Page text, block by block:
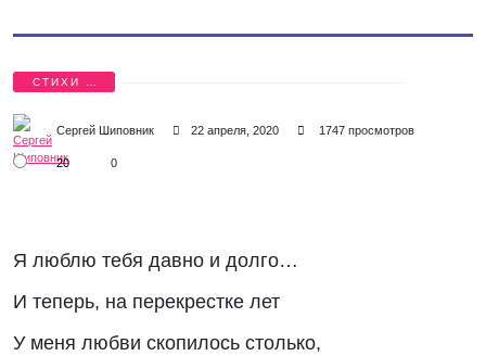
СТИХИ О
Сергей Шиповник 22 апреля, 2020 1747 просмотров
20 0
Я люблю тебя давно и долго…
И теперь, на перекрестке лет
У меня любви скопилось столько,